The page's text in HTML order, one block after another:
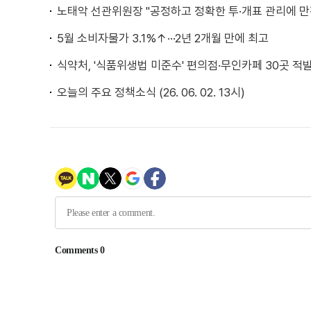
노태악 선관위원장 "공정하고 정확한 투·개표 관리에
5월 소비자물가 3.1%↑···2년 2개월 만에 최고
식약처, '식품위생법 미준수' 편의점·무인카페 30곳 적
오늘의 주요 정책소식 (26. 06. 02. 13시)